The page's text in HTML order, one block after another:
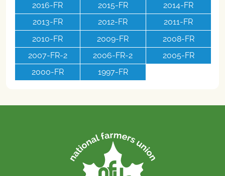
2016-FR
2015-FR
2014-FR
2013-FR
2012-FR
2011-FR
2010-FR
2009-FR
2008-FR
2007-FR-2
2006-FR-2
2005-FR
2000-FR
1997-FR